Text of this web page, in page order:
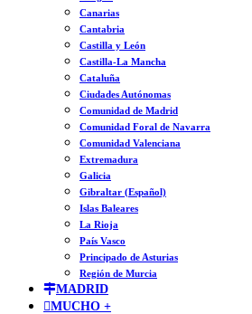
Canarias
Cantabria
Castilla y León
Castilla-La Mancha
Cataluña
Ciudades Autónomas
Comunidad de Madrid
Comunidad Foral de Navarra
Comunidad Valenciana
Extremadura
Galicia
Gibraltar (Español)
Islas Baleares
La Rioja
País Vasco
Principado de Asturias
Región de Murcia
MADRID
MUCHO +